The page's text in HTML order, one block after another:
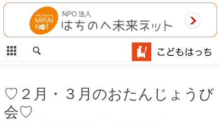
CLOSE
HOME
相談事業
♡２月・３月のおたんじょうび
会♡